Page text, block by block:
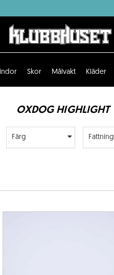
Skor Målvakt Kläder
OXDOG HIGHLIGHT
Färg Fattning